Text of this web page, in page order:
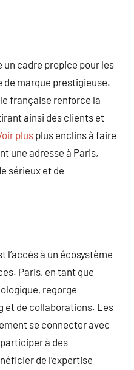
cadre propice pour les
de marque prestigieuse.
française renforce la
ainsi des clients et
plus plus enclins à faire
une adresse à Paris,
sérieux et de
l’accès à un écosystème
Paris, en tant que
regorge
et de collaborations. Les
se connecter avec
à des
de l’expertise